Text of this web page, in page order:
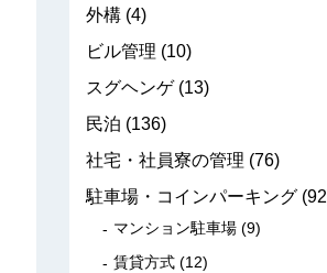
外構 (4)
ビル管理 (10)
スグヘンゲ(13)
民泊 (136)
社宅・社員寮の管理 (76)
駐車場・コインパーキング
マンション駐車場 (9)
賃貸方式 (12)